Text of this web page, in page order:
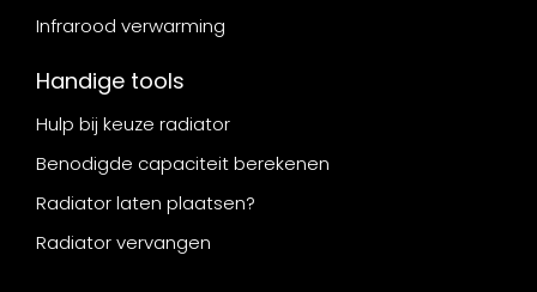
Infrarood verwarming
Handige tools
Hulp bij keuze radiator
Benodigde capaciteit berekenen
Radiator laten plaatsen?
Radiator vervangen